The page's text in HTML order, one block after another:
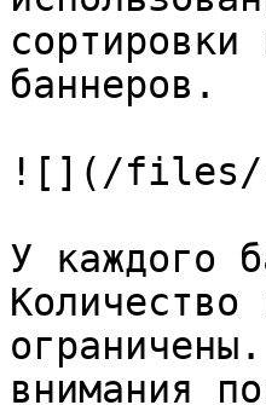
баннеров.
![](/files/-
У каждого
внимания